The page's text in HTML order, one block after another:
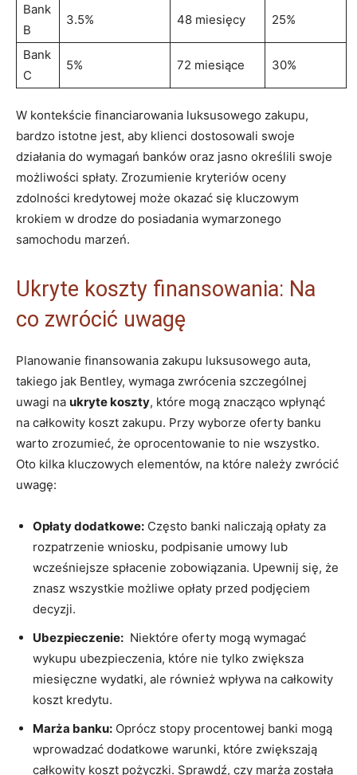
Bank
B
3.5% 48 ‌miesięcy 25%
Bank
C
5% 72 ‍miesiące 30%
W kontekście financiarowania ‍luksusowego zakupu,
bardzo ⁤istotne jest, aby klienci dostosowali swoje
działania do wymagań ⁤banków ‍oraz jasno ⁣określili⁢ swoje
możliwości spłaty. Zrozumienie ​kryteriów oceny
zdolności ⁢kredytowej może okazać się kluczowym
krokiem w drodze do posiadania wymarzonego
⁤samochodu marzeń.
Ukryte koszty finansowania:‌ Na⁤
co zwrócić uwagę
Planowanie finansowania ‍zakupu ‌luksusowego auta,
takiego jak Bentley, wymaga zwrócenia szczególnej
uwagi na⁣ ukryte koszty, które mogą‌ znacząco​ wpłynąć
‌na całkowity koszt zakupu. Przy wyborze oferty banku
warto zrozumieć, że oprocentowanie to nie ⁢wszystko.
Oto kilka kluczowych elementów, ​na które należy⁣ zwrócić
uwagę:
Opłaty dodatkowe: Często banki naliczają opłaty za
rozpatrzenie wniosku, podpisanie umowy lub
wcześniejsze ‌spłacenie‌ zobowiązania.​ Upewnij się, ​że
znasz ⁤wszystkie⁢ możliwe opłaty przed podjęciem
decyzji.
Ubezpieczenie: ⁤ Niektóre oferty mogą ‌wymagać
wykupu ‍ubezpieczenia, które‌ nie tylko zwiększa
miesięczne wydatki, ale również‍ wpływa na całkowity
koszt kredytu.
Marża banku: Oprócz ⁢stopy procentowej banki ⁣mogą
wprowadzać ⁣dodatkowe warunki,⁣ które zwiększają
całkowity koszt pożyczki. Sprawdź, ⁤czy marża została⁢